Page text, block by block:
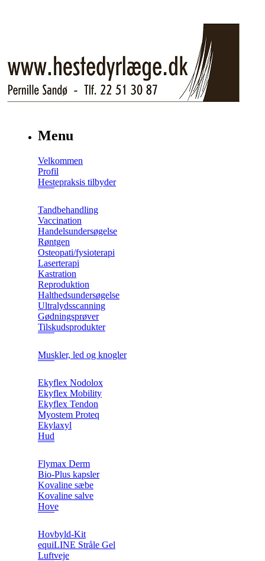
Menu
Velkommen
Profil
Hestepraksis tilbyder
Tandbehandling
Vaccination
Handelsundersøgelse
Røntgen
Osteopati/fysioterapi
Laserterapi
Kastration
Reproduktion
Halthedsundersøgelse
Ultralydsscanning
Gødningsprøver
Tilskudsprodukter
Muskler, led og knogler
Ekyflex Nodolox
Ekyflex Mobility
Ekyflex Tendon
Myostem Proteq
Ekylaxyl
Hud
Flymax Derm
Bio-Plus kapsler
Kovaline sæbe
Kovaline salve
Hove
Hovbyld-Kit
equiLINE Stråle Gel
Luftveje